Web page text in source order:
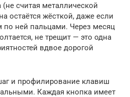
считая металлической
остаётся жёсткой, даже если
по ней пальцами. Через месяц
не трещит — это одна
вдвое дорогой
и профилирование клавиш
Каждая кнопка имеет